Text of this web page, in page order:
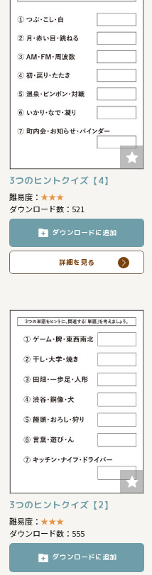
3つのヒントクイズ【4】
難易度：★★★
ダウンロード数：521
ダウンロードに追加
詳細を見る
3つのヒントクイズ【2】
難易度：★★★
ダウンロード数：555
ダウンロードに追加